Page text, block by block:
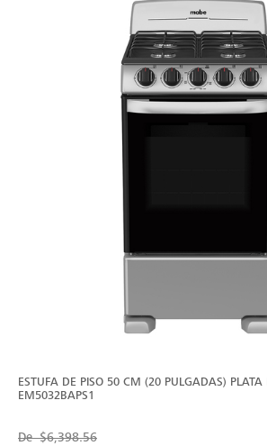
ESTUFA DE PISO 50 CM (20 PULGADAS)
EM5032BAPS1
De$6,398.56